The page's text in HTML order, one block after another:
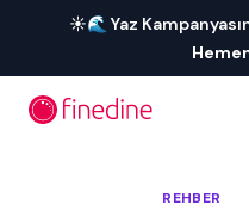
İçeriğe geç☀️🌊 Yaz
REHBER